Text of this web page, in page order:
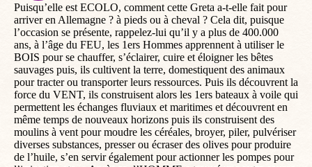
Puisqu’elle est ECOLO, comment cette Greta a-t-elle fait pour
arriver en Allemagne ? à pieds ou à cheval ? Cela dit, puisque
l’occasion se présente, rappelez-lui qu’il y a plus de 400.000
ans, à l’âge du FEU, les 1ers Hommes apprennent à utiliser le
BOIS pour se chauffer, s’éclairer, cuire et éloigner les bêtes
sauvages puis, ils cultivent la terre, domestiquent des animaux
pour tracter ou transporter leurs ressources. Puis ils découvrent la
force du VENT, ils construisent alors les 1ers bateaux à voile qui
permettent les échanges fluviaux et maritimes et découvrent en
même temps de nouveaux horizons puis ils construisent des
moulins à vent pour moudre les céréales, broyer, piler, pulvériser
diverses substances, presser ou écraser des olives pour produire
de l’huile, s’en servir également pour actionner les pompes pour